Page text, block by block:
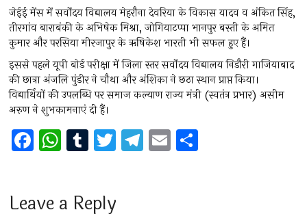
जेईई मेंस में सर्वोदय विद्यालय मेहरौना देवरिया के विकास यादव व अंकित सिंह,
तीरगांव बाराबंकी के अभिषेक मिश्रा, जोगियाटप्पा भानपुर बस्ती के अमित
कुमार और परसिया मीरजापुर के ऋषिकेश भारती भी सफल हुए हैं।
इससे पहले यूपी बोर्ड परीक्षा में जिला स्तर सर्वाेदय विद्यालय निडौरी गाजियाबाद
की छात्रा अंजलि पुंडीर ने चौथा और अंशिका ने छठा स्थान प्राप्त किया।
विद्यार्थियों की उपलब्धि पर समाज कल्याण राज्य मंत्री (स्वतंत्र प्रभार) असीम
अरुण ने शुभकामनाएं दी हैं।
F
a
b
W
h
s
T
u
bl
T
wi
er
T
el
E
m
Leave a Reply